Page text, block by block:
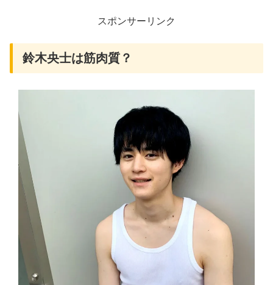
スポンサーリンク
鈴木央士は筋肉質？